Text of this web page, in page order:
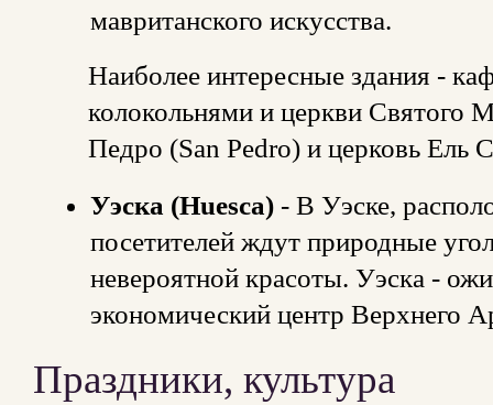
мавританского искусства.
Наиболее интересные здания -
колокольнями и церкви Святого
Педро (San Pedro) и церковь Ель
Уэска (Huesca) - В Уэске,
посетителей ждут природные
невероятной красоты. Уэска -
экономический центр Верхнего
Праздники, культура